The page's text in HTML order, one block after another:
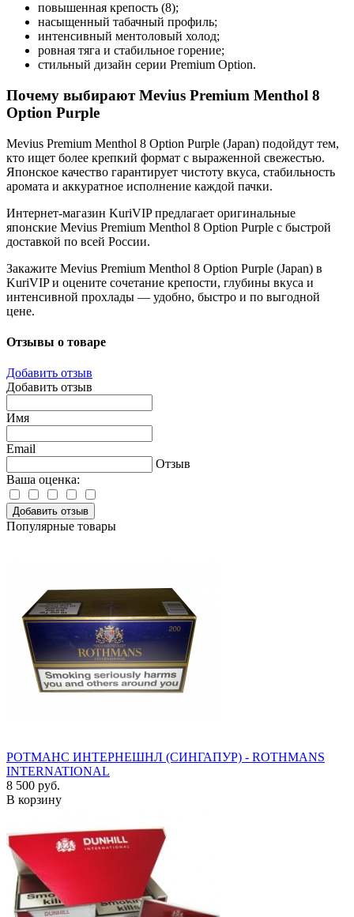
повышенная крепость (8);
насыщенный табачный профиль;
интенсивный ментоловый холод;
ровная тяга и стабильное горение;
стильный дизайн серии Premium Option.
Почему выбирают Mevius Premium Menthol 8
Option Purple
Mevius Premium Menthol 8 Option Purple (Japan) подойдут тем,
кто ищет более крепкий формат с выраженной свежестью.
Японское качество гарантирует чистоту вкуса, стабильность
аромата и аккуратное исполнение каждой пачки.
Интернет-магазин KuriVIP предлагает оригинальные
японские Mevius Premium Menthol 8 Option Purple с быстрой
доставкой по всей России.
Закажите Mevius Premium Menthol 8 Option Purple (Japan) в
KuriVIP и оцените сочетание крепости, глубины вкуса и
интенсивной прохлады — удобно, быстро и по выгодной
цене.
Отзывы о товаре
Добавить отзыв
Добавить отзыв
Имя
Email
Отзыв
Ваша оценка:
Добавить отзыв
Популярные товары
РОТМАНС ИНТЕРНЕШНЛ (СИНГАПУР) - ROTHMANS
INTERNATIONAL
8 500 руб.
В корзину